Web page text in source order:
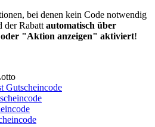
bei denen kein Code notwendig
der Rabatt automatisch über
"Aktion anzeigen" aktiviert!